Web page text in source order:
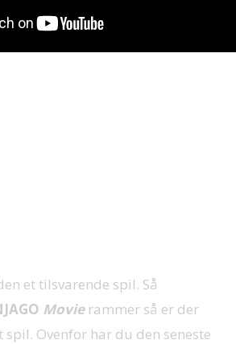
et tilsvarende spil. Så
Movie rammer så er der
spil. Ovenfor har du den seneste